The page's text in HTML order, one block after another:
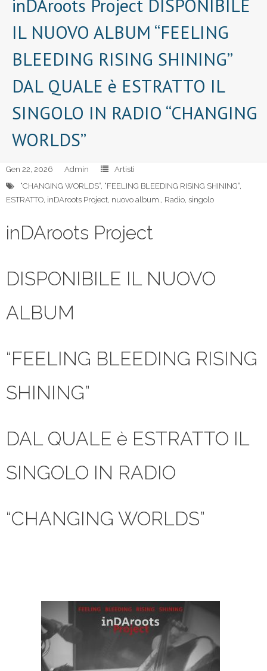
inDAroots Project DISPONIBILE
IL NUOVO ALBUM “FEELING
BLEEDING RISING SHINING”
DAL QUALE è ESTRATTO IL
SINGOLO IN RADIO “CHANGING
WORLDS”
Gen 22, 2026 Admin
Artisti
“CHANGING WORLDS”, “FEELING BLEEDING RISING SHINING”,
ESTRATTO, inDAroots Project, nuovo album., Radio, singolo
inDAroots Project
DISPONIBILE IL NUOVO
ALBUM
“FEELING BLEEDING RISING
SHINING”
DAL QUALE è ESTRATTO IL
SINGOLO IN RADIO
“CHANGING WORLDS”